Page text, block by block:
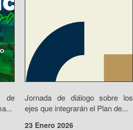
de
Jornada de diálogo sobre los
ejes que integrarán el Plan de...
23 Enero 2026